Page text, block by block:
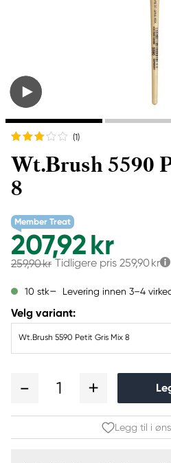
(1)
Wt.Brush 5590
8
Member Treat
207,92 kr
259,90 kr Tidligere pris 259,90 kr
10 stk Levering innen 3–4
Velg variant:
Wt.Brush 5590 Petit Gris Mix 8
1
Legg til i